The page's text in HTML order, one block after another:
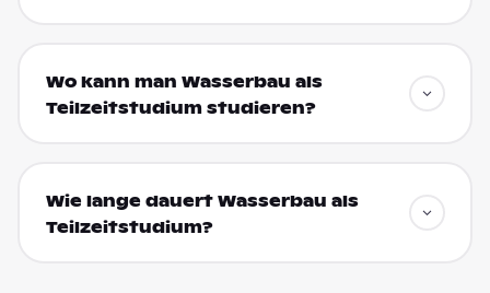
Wo kann man Wasserbau als
Teilzeitstudium studieren?
Wie lange dauert Wasserbau als
Teilzeitstudium?